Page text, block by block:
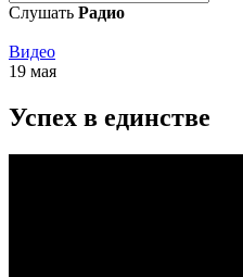
Слушать Радио
Видео
19 мая
Успех в единстве